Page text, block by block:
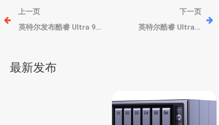
文
章
航
上一页
英特尔发布酷睿 Ultra 9
下一页
英特尔酷睿 Ultra 5
最新发布